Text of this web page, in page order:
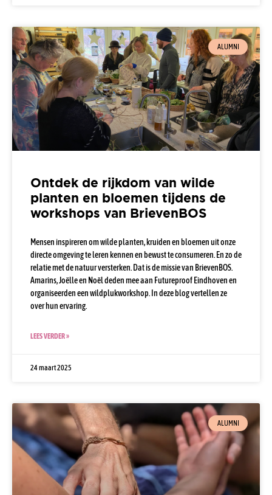
ALUMNI
Ontdek de rijkdom van wilde
planten en bloemen tijdens de
workshops van BrievenBOS
Mensen inspireren om wilde planten, kruiden en bloemen uit onze
directe omgeving te leren kennen en bewust te consumeren. En zo de
relatie met de natuur versterken. Dat is de missie van BrievenBOS.
Amarins, Joëlle en Noël deden mee aan Futureproof Eindhoven en
organiseerden een wildplukworkshop. In deze blog vertellen ze
over hun ervaring.
LEES VERDER »
24 maart 2025
ALUMNI